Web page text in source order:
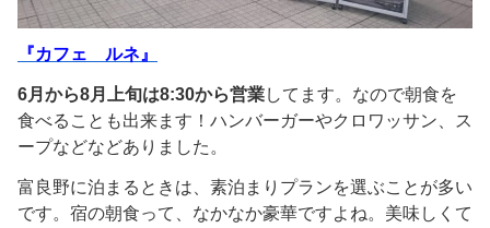
『カフェ ルネ』
6月から8月上旬は8:30から営業してます。なので朝食を
食べることも出来ます！ハンバーガーやクロワッサン、ス
ープなどなどありました。
富良野に泊まるときは、素泊まりプランを選ぶことが多い
です。宿の朝食って、なかなか豪華ですよね。美味しくて